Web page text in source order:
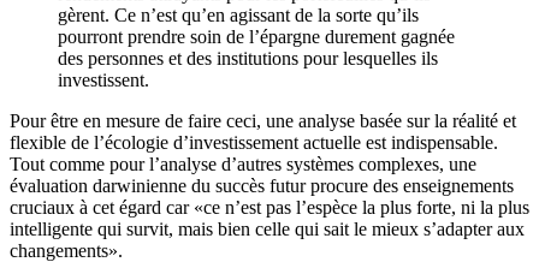
gèrent. Ce n’est qu’en agissant de la sorte qu’ils
pourront prendre soin de l’épargne durement gagnée
des personnes et des institutions pour lesquelles ils
investissent.
Pour être en mesure de faire ceci, une analyse basée sur la réalité et
flexible de l’écologie d’investissement actuelle est indispensable.
Tout comme pour l’analyse d’autres systèmes complexes, une
évaluation darwinienne du succès futur procure des enseignements
cruciaux à cet égard car «ce n’est pas l’espèce la plus forte, ni la plus
intelligente qui survit, mais bien celle qui sait le mieux s’adapter aux
changements».